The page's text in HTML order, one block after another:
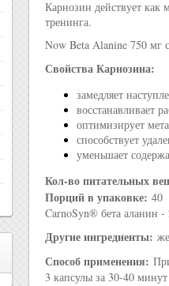
Карнозин действует как
тренинга.
Now Beta Alanine 750 мг
Свойства Карнозина:
замедляет
восстанавливает
оптимизирует
способствует
уменьшает
Кол-во питательных
Порций в упаковке: 40
CarnoSyn® бета аланин -
Другие ингредиенты:
Способ применения:
3 капсулы за 30-40